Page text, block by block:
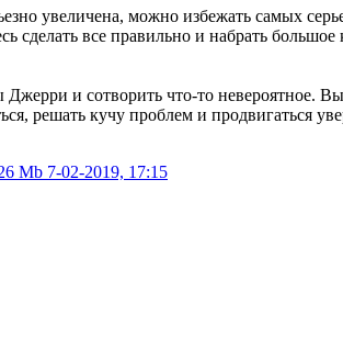
увеличена, можно избежать самых
сделать все правильно и набрать
и сотворить что-то
решать кучу проблем и продвигаться
Mb 7-02-2019, 17:15